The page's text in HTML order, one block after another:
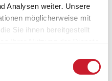
Analysen weiter. Unsere
möglicherweise mit
Sie ihnen bereitgestellt